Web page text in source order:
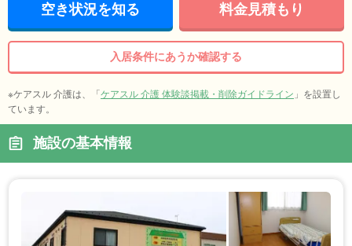
空き状況を知る 料金見積もり
入居条件にあうか確認する
※ケアスル 介護は、「ケアスル 介護 体験談掲載・削除ガイドライン 」を設置し
ています。
施設の基本情報